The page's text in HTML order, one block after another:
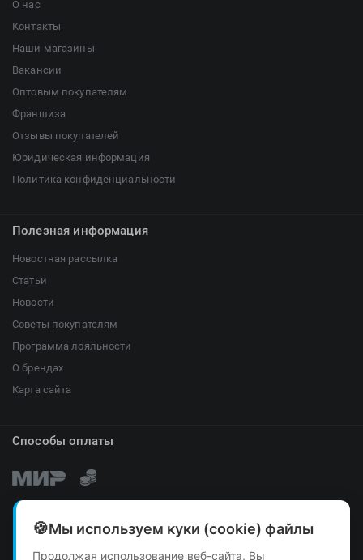
О нас
Контакты
Наши магазины
Вакансии
Оптовым покупателям
Франшиза
Отзывы покупателей
Юридическая информация
Политика конфиденциальности
Полезная информация
Новостная рассылка
Статьи
Новости
Советы покупателям
Программа лояльности
О брендах
Карта сайта
Способы оплаты
Мы используем куки (cookie) файлы
Продолжая использование веб-сайта, Вы